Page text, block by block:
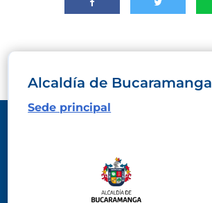
Alcaldía de Bucaramanga
Sede principal